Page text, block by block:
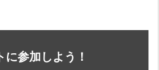
に参加しよう！